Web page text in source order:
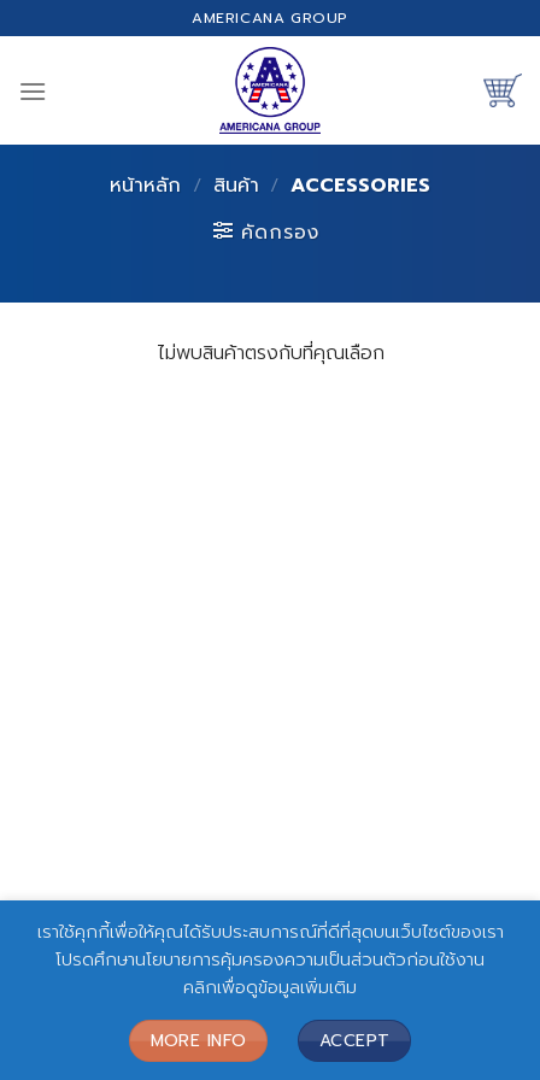
to
AMERICANA GROUP
หน้าหลัก / สินค้า / ACCESSORIES
คัดกรอง
ไม่พบสินค้าตรงกับที่คุณเลือก
เราใช้คุกกี้เพื่อให้คุณได้รับประสบการณ์ที่ดีที่สุดบนเว็บไซต์ของเรา
โปรดศึกษานโยบายการคุ้มครองความเป็นส่วนตัวก่อนใช้งาน
คลิกเพื่อดูข้อมูลเพิ่มเติม
MORE INFO ACCEPT